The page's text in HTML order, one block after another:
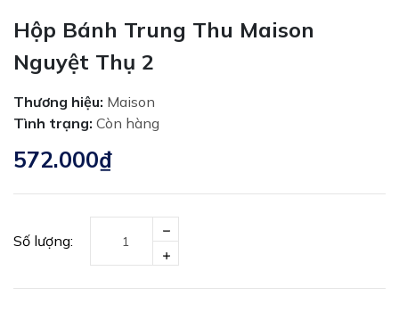
Hộp Bánh Trung Thu Maison
Nguyệt Thụ 2
Thương hiệu: Maison
Tình trạng: Còn hàng
572.000₫
Số lượng: